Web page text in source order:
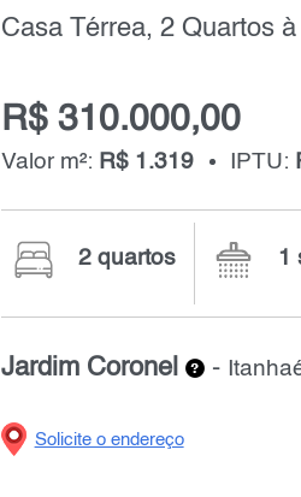
R$ 310.000,00
Valor m²: R$ 1.319 IPTU:
2 quartos 1
Jardim Coronel -
Solicite o endereço